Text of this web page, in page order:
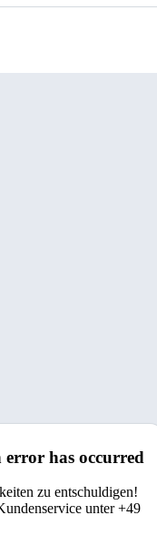
has occurred
zu entschuldigen!
unter +49